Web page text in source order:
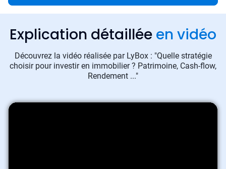
Explication détaillée en vidéo
Découvrez la vidéo réalisée par LyBox : "Quelle stratégie
choisir pour investir en immobilier ? Patrimoine, Cash-flow,
Rendement ..."